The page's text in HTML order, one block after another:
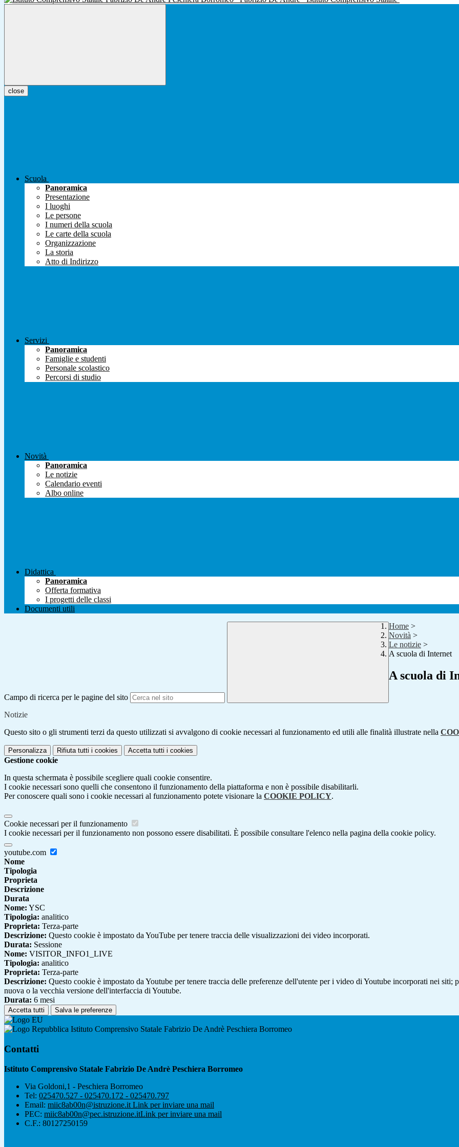
close
Scuola
Panoramica
Presentazione
I luoghi
Le persone
I numeri della scuola
Le carte della scuola
Organizzazione
La storia
Atto di Indirizzo
Servizi
Panoramica
Famiglie e studenti
Personale scolastico
Percorsi di studio
Novità
Panoramica
Le notizie
Calendario eventi
Albo online
Didattica
Panoramica
Offerta formativa
I progetti delle classi
Documenti utili
Campo di ricerca per le pagine del sito
Home >
Novità >
Le notizie >
A scuola di Internet
A scuola di
Notizie
Questo sito o gli strumenti terzi da questo utilizzati si avvalgono di cookie necessari al funzionamento ed utili alle finalità illustrate nella
Personalizza Rifiuta tutti i cookies Accetta tutti i cookies
Gestione cookie
In questa schermata è possibile scegliere quali cookie consentire.
I cookie necessari sono quelli che consentono il funzionamento della piattaforma e non è possibile disabilitarli.
Per conoscere quali sono i cookie necessari al funzionamento potete visionare la COOKIE POLICY.
Cookie necessari per il funzionamento
I cookie necessari per il funzionamento non possono essere disabilitati. È possibile consultare l'elenco nella pagina della cookie policy.
youtube.com
Nome
Tipologia
Proprieta
Descrizione
Durata
Nome: YSC
Tipologia: analitico
Proprieta: Terza-parte
Descrizione: Questo cookie è impostato da YouTube per tenere traccia delle visualizzazioni dei video incorporati.
Durata: Sessione
Nome: VISITOR_INFO1_LIVE
Tipologia: analitico
Proprieta: Terza-parte
Descrizione: Questo cookie è impostato da Youtube per tenere traccia delle preferenze dell'utente per i video di Youtube incorporati nei
nuova o la vecchia versione dell'interfaccia di Youtube.
Durata: 6 mesi
Accetta tutti Salva le preferenze
Istituto Comprensivo Statale Fabrizio De Andrè Peschiera Borromeo
Contatti
Istituto Comprensivo Statale Fabrizio De Andrè Peschiera Borromeo
Via Goldoni,1 - Peschiera Borromeo
Tel: 025470.527 - 025470.172 - 025470.797
Email: miic8ab00n@istruzione.it Link per inviare una mail
PEC: miic8ab00n@pec.istruzione.itLink per inviare una mail
C.F.: 80127250159